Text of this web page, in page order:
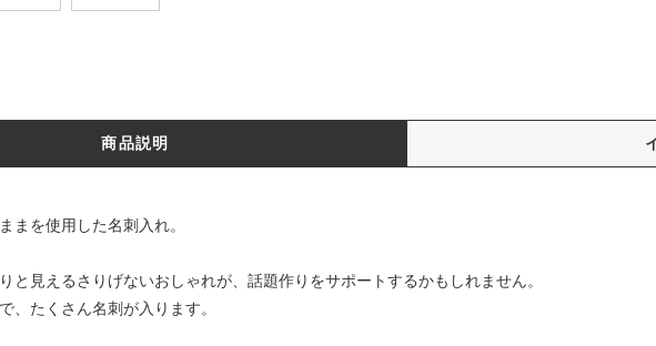
商品説明
まを使用した名刺入れ。
と見えるさりげないおしゃれが、話題作りをサポートするかもしれません。
、たくさん名刺が入ります。